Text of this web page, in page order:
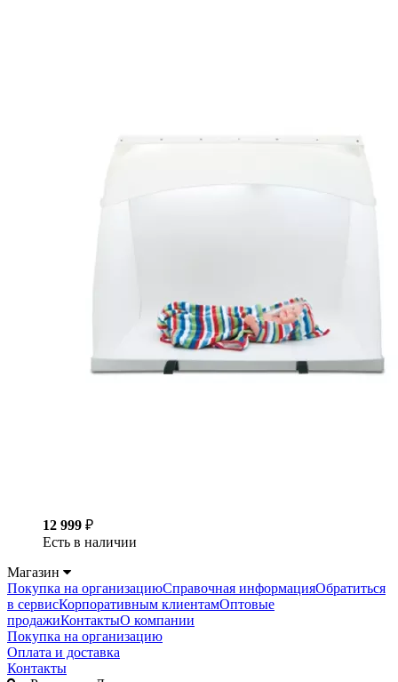
12 999 ₽
Есть в наличии
Магазин
Покупка на организациюСправочная информацияОбратиться
в сервисКорпоративным клиентамОптовые
продажиКонтактыО компании
Покупка на организацию
Оплата и доставка
Контакты